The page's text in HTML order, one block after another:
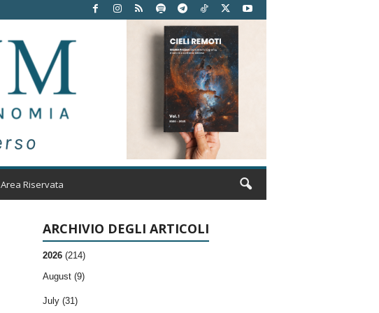
Area Riservata
ARCHIVIO DEGLI ARTICOLI
2026 (214)
August (9)
July (31)